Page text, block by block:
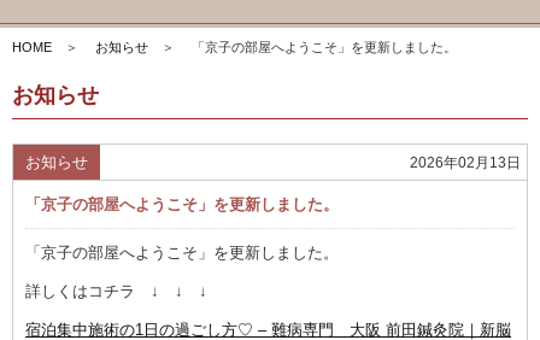
HOME ＞ お知らせ ＞ 「京子の部屋へようこそ」を更新しました。
お知らせ
お知らせ 2026年02月13日
「京子の部屋へようこそ」を更新しました。
「京子の部屋へようこそ」を更新しました。
詳しくはコチラ ↓ ↓ ↓
宿泊集中施術の1日の過ごし方♡ – 難病専門 大阪 前田鍼灸院｜新脳